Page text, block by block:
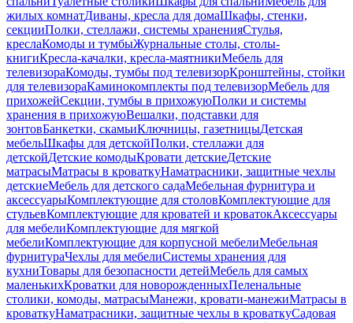
жилых комнатДиваны, кресла для домаШкафы, стенки,
секцииПолки, стеллажи, системы храненияСтулья,
креслаКомоды и тумбыЖурнальные столы, столы-
книгиКресла-качалки, кресла-маятникиМебель для
телевизораКомоды, тумбы под телевизорКронштейны, стойки
для телевизораКаминокомплекты под телевизорМебель для
прихожейСекции, тумбы в прихожуюПолки и системы
хранения в прихожуюВешалки, подставки для
зонтовБанкетки, скамьиКлючницы, газетницыДетская
мебельШкафы для детскойПолки, стеллажи для
детскойДетские комодыКровати детскиеДетские
матрасыМатрасы в кроваткуНаматрасники, защитные чехлы
детскиеМебель для детского садаМебельная фурнитура и
аксессуарыКомплектующие для столовКомплектующие для
стульевКомплектующие для кроватей и кроватокАксессуары
для мебелиКомплектующие для мягкой
мебелиКомплектующие для корпусной мебелиМебельная
фурнитураЧехлы для мебелиСистемы хранения для
кухниТовары для безопасности детейМебель для самых
маленькихКроватки для новорожденныхПеленальные
столики, комоды, матрасыМанежи, кровати-манежиМатрасы в
кроваткуНаматрасники, защитные чехлы в кроваткуСадовая